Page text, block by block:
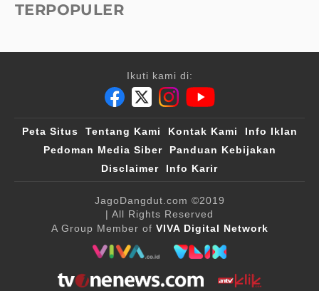
TERPOPULER
Ikuti kami di:
Peta Situs Tentang Kami Kontak Kami
Info Iklan
Pedoman Media Siber
Panduan Kebijakan
Disclaimer
Info Karir
JagoDangdut.com ©2019
| All Rights Reserved
A Group Member of VIVA Digital Network